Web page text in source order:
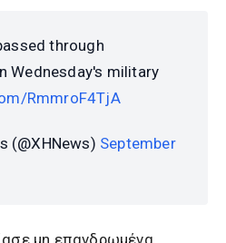
through
Wednesday's military
RmmroF4TjA
(@XHNews) September
μη επανδρωμένα